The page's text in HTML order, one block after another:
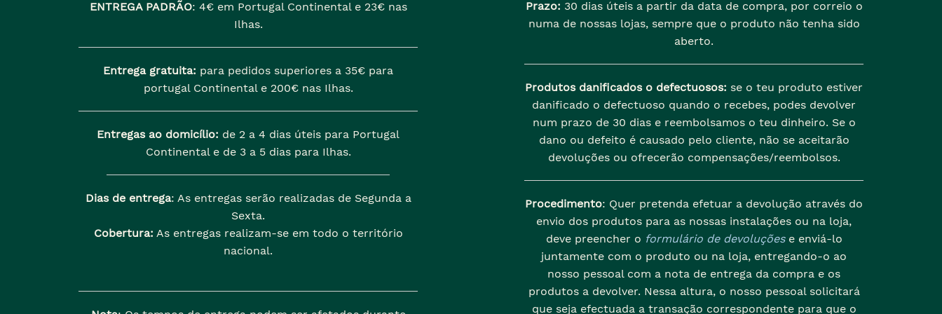
ENTREGA PADRÃO: 4€ em Portugal Continental e 23€ nas
Ilhas.
Entrega gratuita: para pedidos superiores a 35€ para
portugal Continental e 200€ nas Ilhas.
Entregas ao domicílio: de 2 a 4 dias úteis para Portugal
Continental e de 3 a 5 dias para Ilhas.
Dias de entrega: As entregas serão realizadas de Segunda a
Sexta.
Cobertura: As entregas realizam-se em todo o território
nacional.
Prazo: 30 dias úteis a partir da data de compra, por correio o
numa de nossas lojas, sempre que o produto não tenha sido
aberto.
Produtos danificados o defectuosos: se o teu produto estiver
danificado o defectuoso quando o recebes, podes devolver
num prazo de 30 dias e reembolsamos o teu dinheiro. Se o
dano ou defeito é causado pelo cliente, não se aceitarão
devoluções ou ofrecerão compensações/reembolsos.
Procedimento: Quer pretenda efetuar a devolução através do
envio dos produtos para as nossas instalações ou na loja,
deve preencher o formulário de devoluçõese enviá-lo
juntamente com o produto ou na loja, entregando-o ao
nosso pessoal com a nota de entrega da compra e os
produtos a devolver. Nessa altura, o nosso pessoal solicitará
que seja efectuada a transação correspondente para que o